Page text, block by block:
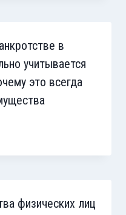
в
учитывается
это всегда
физических лиц